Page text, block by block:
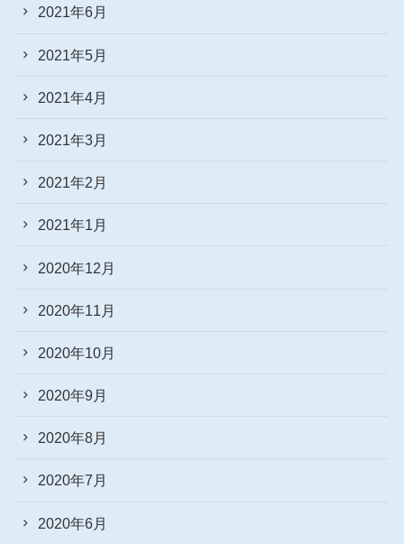
2021年6月
2021年5月
2021年4月
2021年3月
2021年2月
2021年1月
2020年12月
2020年11月
2020年10月
2020年9月
2020年8月
2020年7月
2020年6月